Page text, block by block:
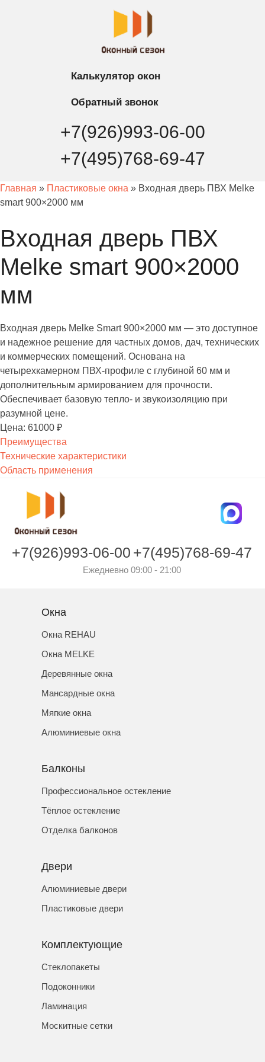
Калькулятор окон
Обратный звонок
+7(926)993-06-00
+7(495)768-69-47
Главная » Пластиковые окна » Входная дверь ПВХ Melke
smart 900×2000 мм
Входная дверь ПВХ
Melke smart 900×2000
мм
Входная дверь Melke Smart 900×2000 мм — это доступное
и надежное решение для частных домов, дач, технических
и коммерческих помещений. Основана на
четырехкамерном ПВХ-профиле с глубиной 60 мм и
дополнительным армированием для прочности.
Обеспечивает базовую тепло- и звукоизоляцию при
разумной цене.
Цена: 61000 ₽
Преимущества
Технические характеристики
Область применения
+7(926)993-06-00 +7(495)768-69-47
Ежедневно 09:00 - 21:00
Окна
Окна REHAU
Окна MELKE
Деревянные окна
Мансардные окна
Мягкие окна
Алюминиевые окна
Балконы
Профессиональное остекление
Тёплое остекление
Отделка балконов
Двери
Алюминиевые двери
Пластиковые двери
Комплектующие
Стеклопакеты
Подоконники
Ламинация
Москитные сетки